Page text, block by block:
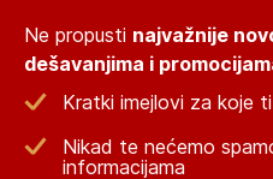
Ne propusti najvažnije
dešavanjima i
Kratki imejlovi za koje
Nikad te nećemo
informacijama